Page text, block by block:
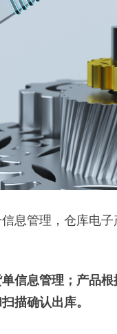
息管理，仓库电
信息管理；产品
描确认出库。